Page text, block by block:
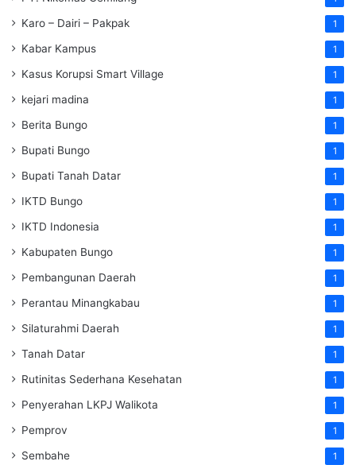
Karo – Dairi – Pakpak 1
Kabar Kampus 1
Kasus Korupsi Smart Village 1
kejari madina 1
Berita Bungo 1
Bupati Bungo 1
Bupati Tanah Datar 1
IKTD Bungo 1
IKTD Indonesia 1
Kabupaten Bungo 1
Pembangunan Daerah 1
Perantau Minangkabau 1
Silaturahmi Daerah 1
Tanah Datar 1
Rutinitas Sederhana Kesehatan 1
Penyerahan LKPJ Walikota 1
Pemprov 1
Sembahe 1